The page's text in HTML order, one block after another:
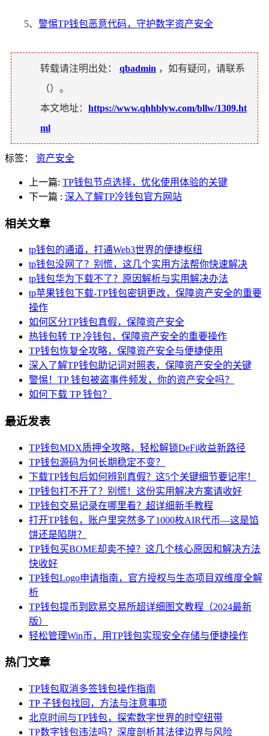
5、 警惕TP钱包恶意代码，守护数字资产安全
转载请注明出处： qbadmin ，如有疑问，请联系
（）。
本文地址： https://www.qhhblyw.com/bllw/1309.ht
ml
标签： 资产安全
上一篇: TP钱包节点选择，优化使用体验的关键
下一篇 : 深入了解TP冷钱包官方网站
相关文章
tp钱包的通道，打通Web3世界的便捷枢纽
tp钱包没网了？别慌，这几个实用方法帮你快速解决
tp钱包华为下载不了？原因解析与实用解决办法
tp苹果钱包下载-TP钱包密钥更改，保障资产安全的重要
操作
如何区分TP钱包真假，保障资产安全
热钱包转 TP 冷钱包，保障资产安全的重要操作
TP钱包恢复全攻略，保障资产安全与便捷使用
深入了解TP钱包助记词对照表，保障资产安全的关键
警惕！TP 钱包被盗事件频发，你的资产安全吗？
如何下载 TP 钱包？
最近发表
TP钱包MDX质押全攻略，轻松解锁DeFi收益新路径
TP钱包源码为何长期稳定不变？
下载TP钱包后如何辨别真假？这5个关键细节要记牢！
TP钱包打不开了？别慌！这份实用解决方案请收好
TP钱包交易记录在哪里看？超详细新手教程
打开TP钱包，账户里突然多了1000枚AIR代币—这是馅
饼还是陷阱？
TP钱包买BOME却卖不掉？这几个核心原因和解决方法
快收好
TP钱包Logo申请指南，官方授权与生态项目双维度全解
析
TP钱包提币到欧易交易所超详细图文教程（2024最新
版）
轻松管理Win币，用TP钱包实现安全存储与便捷操作
热门文章
TP钱包取消多签钱包操作指南
TP 子钱包找回，方法与注意事项
北京时间与TP钱包，探索数字世界的时空纽带
TP数字钱包违法吗？深度剖析其法律边界与风险